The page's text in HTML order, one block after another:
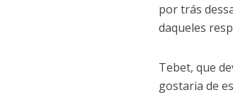
por trás
daqueles
Tebet, que
gostaria de